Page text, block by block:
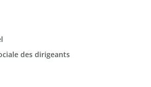
des dirigeants